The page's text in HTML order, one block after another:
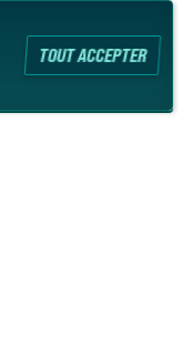
TOUT ACCEPTER